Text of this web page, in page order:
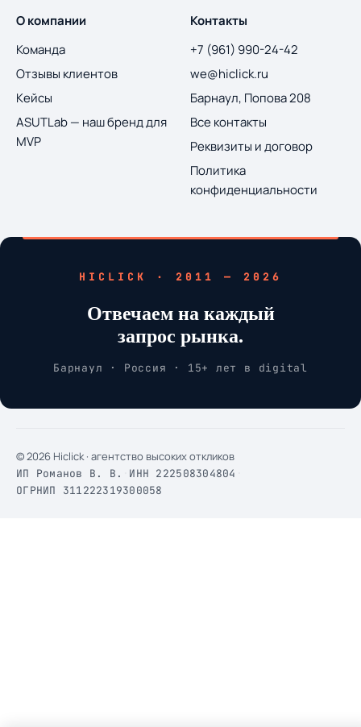
О компании
Команда
Отзывы клиентов
Кейсы
ASUTLab — наш бренд для
MVP
Контакты
+7 (961) 990-24-42
we@hiclick.ru
Барнаул, Попова 208
Все контакты
Реквизиты и договор
Политика
конфиденциальности
HICLICK · 2011 — 2026
Отвечаем на каждый
запрос рынка.
Барнаул · Россия · 15+ лет в digital
© 2026 Hiclick · агентство высоких откликов
ИП Романов В. В. ИНН 222508304804
ОГРНИП 311222319300058